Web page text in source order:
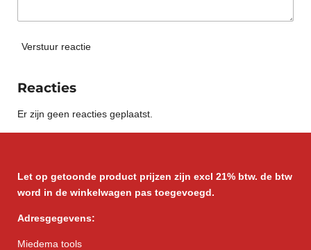
Verstuur reactie
Reacties
Er zijn geen reacties geplaatst.
Let op getoonde product prijzen zijn excl 21% btw. de btw
word in de winkelwagen pas toegevoegd.
Adresgegevens:
Miedema tools